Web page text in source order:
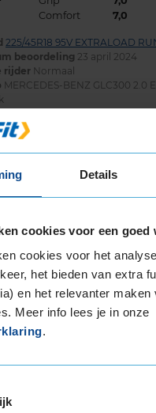
Details
cookies voor een goed
cookies voor het
het bieden van extra
en het relevanter maken
Meer info lees je in onze
.
Comfort
7,0
225/45R18 95V EXTRALOAD
beoordeling 23 april 2024
rijder Normaal
MERCEDES-BENZ GLC300 2.0
Algemeen
9,0
Grip
8,0
225/45R18 95V EXTRALOAD
beoordeling
rijder Normaal
KIA Niro 1.6 Hybrid/Plug-In
per jaar